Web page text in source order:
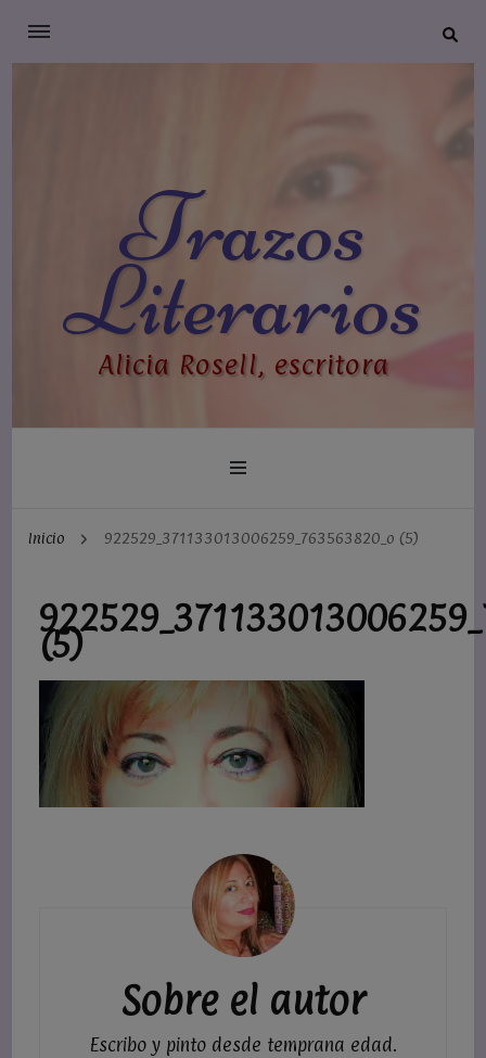
Trazos
Literarios
Alicia Rosell, escritora
Inicio 922529_371133013006259_763563820_o (5)
(5)
Sobre el autor
Escribo y pinto desde temprana edad.